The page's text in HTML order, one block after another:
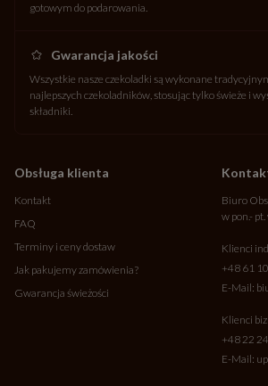
gotowym do podarowania.
Gwarancja jakości
Wszystkie nasze czekoladki są wykonane
najlepszych czekoladników, stosując tylko świeże i
składniki.
Obsługa klienta
Kontakt
FAQ
Terminy i ceny dostaw
Jak pakujemy zamówienia?
Gwarancja świeżości
Biuro
w pon.-
Klienci
+48 61
E-Mail:
Klienci
+48 22
E-Mail: